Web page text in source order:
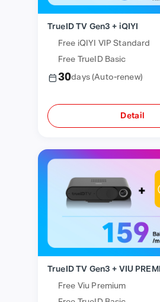
TrueID TV Gen3 + iQIYI
Free iQIYI VIP Standard
Free TrueID Basic
30days(Auto-renew)
Detail
TrueID TV Gen3 + VIU
Free Viu Premium